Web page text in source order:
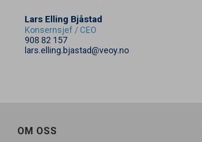
Lars Elling Bjåstad
Konsernsjef / CEO
908 82 157
lars.elling.bjastad@veoy.no
OM OSS